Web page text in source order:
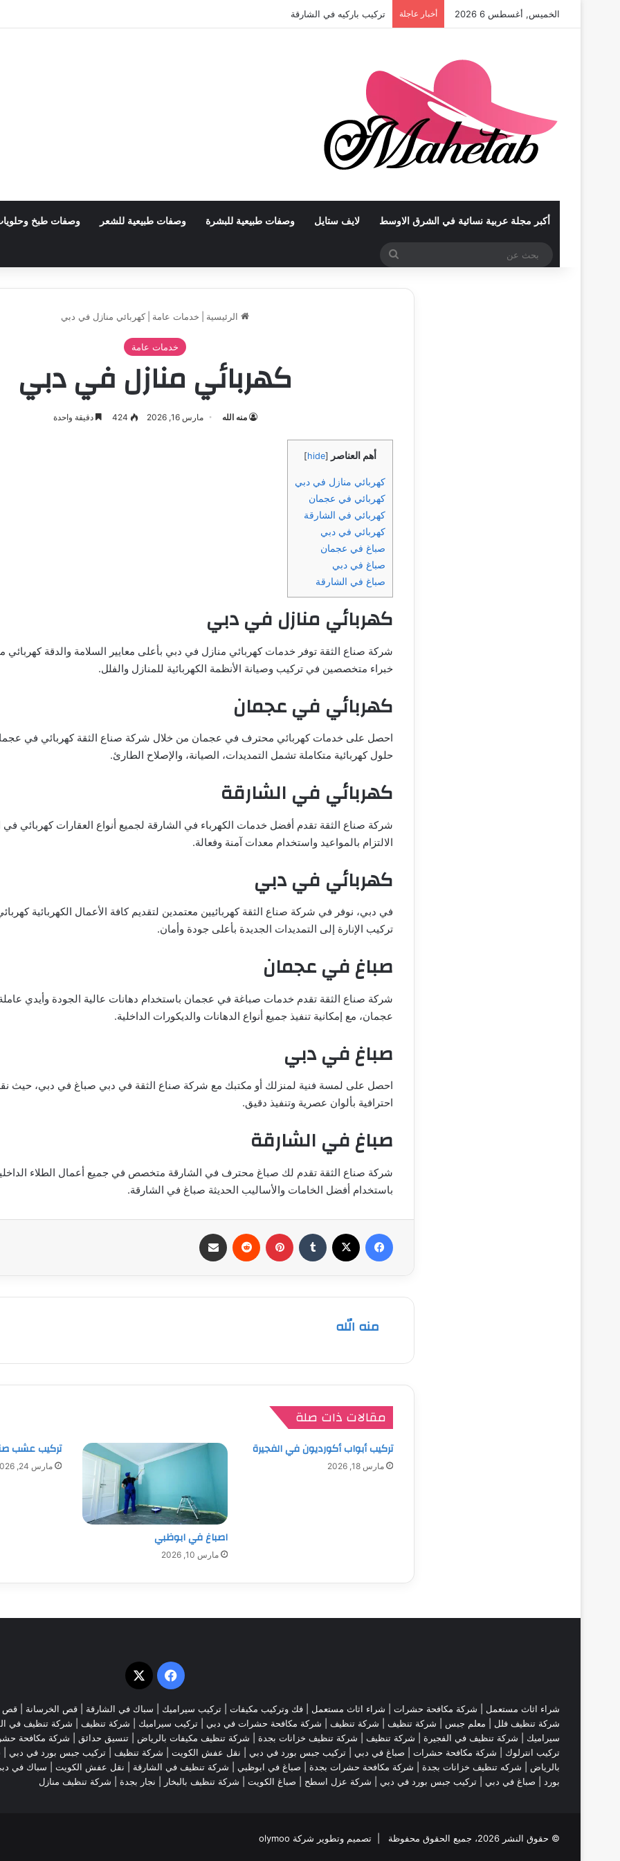
الخميس, أغسطس 6 2026 أخبار عاجلة تركيب باركيه في الشارقة
أكبر مجلة عربية نسائية في الشرق الاوسط لايف ستايل وصفات طبيعية للبشرة وصفات طبيعية للشعر وصفات طبخ
بحث
الرئيسية خدمات عامة كهربائي منازل في دبي
خدمات عامة
كهربائي منازل في دبي
منه الله مارس 16, 2026 424 دقيقة واحدة
أهم العناصر [
hide
]
كهربائي منازل في دبي
كهربائي في عجمان
كهربائي في الشارقة
كهربائي في دبي
صباغ في عجمان
صباغ في دبي
صباغ في الشارقة
كهربائي منازل في دبي
شركة صناع الثقة توفر خدمات كهربائي منازل في دبي بأعلى معايير السلامة والدقة كهربائي
خبراء متخصصين في تركيب وصيانة الأنظمة الكهربائية للمنازل والفلل.
كهربائي في عجمان
احصل على خدمات كهربائي محترف في عجمان من خلال شركة صناع الثقة كهربائي في
حلول كهربائية متكاملة تشمل التمديدات، الصيانة، والإصلاح الطارئ.
كهربائي في الشارقة
شركة صناع الثقة تقدم أفضل خدمات الكهرباء في الشارقة لجميع أنواع العقارات كهربائي في
الالتزام بالمواعيد واستخدام معدات آمنة وفعالة.
كهربائي في دبي
في دبي، نوفر في شركة صناع الثقة كهربائيين معتمدين لتقديم كافة الأعمال الكهربائية
تركيب الإنارة إلى التمديدات الجديدة بأعلى جودة وأمان.
صباغ في عجمان
شركة صناع الثقة تقدم خدمات صباغة في عجمان باستخدام دهانات عالية الجودة وأيدي
عجمان، مع إمكانية تنفيذ جميع أنواع الدهانات والديكورات الداخلية.
صباغ في دبي
احصل على لمسة فنية لمنزلك أو مكتبك مع شركة صناع الثقة في دبي صباغ في دبي، حيث
احترافية بألوان عصرية وتنفيذ دقيق.
صباغ في الشارقة
شركة صناع الثقة تقدم لك صباغ محترف في الشارقة متخصص في جميع أعمال الطلاء
باستخدام أفضل الخامات والأساليب الحديثة صباغ في الشارقة.
فيسبوك بينتيريست
منه الله
مقالات ذات صلة
تركيب أبواب أكورديون في الفجيرة
مارس 18, 2026
اصباغ في ابوظبي
مارس 10, 2026
تركيب عشب
مارس 24, 2026
فيسبوك
‫X
شراء اثاث مستعمل شركة مكافحة حشرات شراء اثاث مستعمل فك وتركيب مكيفات | تركيب سيراميك | سباك في الشارقة قص الخرسانة | قص
شركة تنظيف فلل
معلم جبس شركة تنظيف شركة تنظيف شركة مكافحة حشرات في دبي تركيب سيراميك شركة تنظيف شركة تنظيف في
سيراميك
شركة تنظيف في الفجيرة شركة تنظيف شركة تنظيف خزانات بجدة شركة تنظيف مكيفات بالرياض تنسيق حدائق شركة مكافحة
تركيب انترلوك | شركة مكافحة حشرات صباغ في دبي تركيب جبس بورد في دبي نقل عفش الكويت شركة تنظيف تركيب جبس بورد في دبي
بالرياض
شركه تنظيف خزانات بجدة شركة مكافحة حشرات بجدة صباغ في ابوظبي شركة تنظيف في الشارقة نقل عفش الكويت | سباك في
بورد
صباغ في دبي تركيب جبس بورد في دبي شركة عزل اسطح صباغ الكويت شركة تنظيف بالبخار نجار بجدة شركة تنظيف منازل
© حقوق النشر 2026، جميع الحقوق محفوظة | تصميم وتطوير شركة olymoo